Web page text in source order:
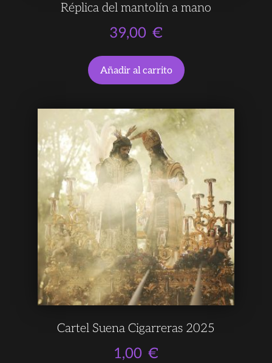
Réplica del mantolín a mano
39,00 €
Añadir al carrito
Cartel Suena Cigarreras 2025
1,00 €